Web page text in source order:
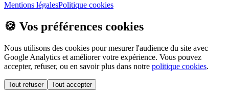
Mentions légalesPolitique cookies
🍪 Vos préférences cookies
Nous utilisons des cookies pour mesurer l'audience du site avec
Google Analytics et améliorer votre expérience. Vous pouvez
accepter, refuser, ou en savoir plus dans notre politique cookies.
Tout refuser Tout accepter